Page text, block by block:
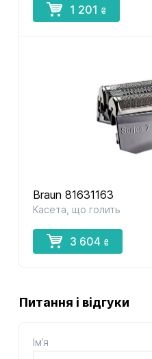
1 201 ₴
Braun 81631163
Касета, що голить
3 604 ₴
Питання і відгуки
Ім’я